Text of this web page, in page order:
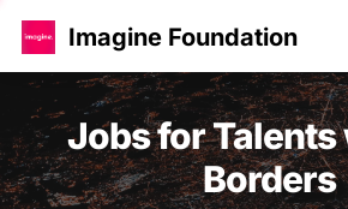
Imagine Foundation
Jobs for
Borders